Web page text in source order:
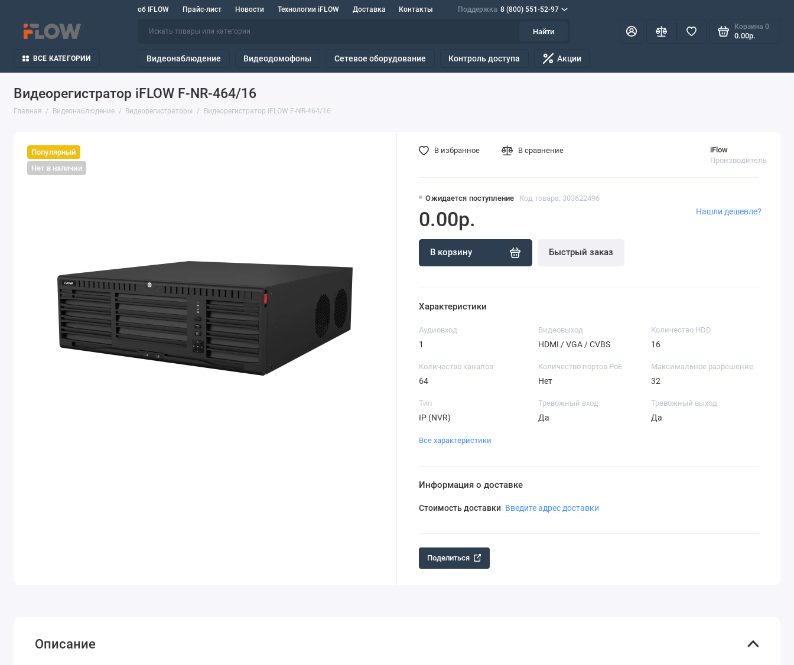
об IFLOW Прайс-лист Новости Технологии iFLOW Доставка Контакты Поддержка 8 (800) 551-52-97
Найти
Корзина 0
0.00р.
ВСЕ КАТЕГОРИИ Видеонаблюдение Видеодомофоны Сетевое оборудование Контроль доступа Акции
Видеорегистратор iFLOW F-NR-464/16
Главная Видеонаблюдение Видеорегистраторы Видеорегистратор iFLOW F-NR-464/16
Популярный
Нет в наличии
Ожидается поступление Код товара: 303622496
iFlow
Производитель
0.00р.
В корзину Быстрый заказ
Нашли дешевле?
В избранное В сравнение
Характеристики
Аудиовход
1
Видеовыход
HDMI / VGA / CVBS
Количество HDD
16
Количество каналов
64
Количество портов PoE
Нет
Максимальное разрешение
32
Тип
IP (NVR)
Тревожный вход
Да
Тревожный выход
Да
Все характеристики
Информация о доставке
Стоимость доставки Введите адрес доставки
Поделиться
Описание